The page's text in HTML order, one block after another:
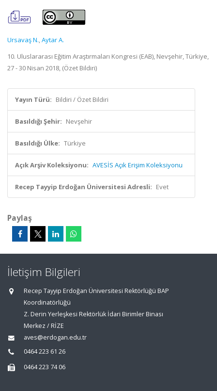
Ursavaş N.,Aytar A.
10. Uluslararası Eğitim Araştırmaları Kongresi (EAB), Nevşehir, Türkiye,
27 - 30 Nisan 2018, (Özet Bildiri)
Yayın Türü: Bildiri / Özet Bildiri
Basıldığı Şehir: Nevşehir
Basıldığı Ülke: Türkiye
Açık Arşiv Koleksiyonu: AVESİS Açık Erişim Koleksiyonu
Recep Tayyip Erdoğan Üniversitesi Adresli: Evet
Paylaş
İletişim Bilgileri
Recep Tayyip Erdoğan Üniversitesi Rektörlüğü BAP
Koordinatörlüğü
Z. Derin Yerleşkesi Rektörlük İdari Birimler Binası
Merkez / RİZE
aves@erdogan.edu.tr
0464 223 61 26
0464 223 74 06